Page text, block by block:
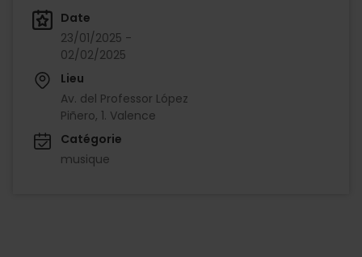
Date
23/01/2025 -
02/02/2025
Lieu
Av. del Professor López
Piñero, 1. Valence
Catégorie
musique